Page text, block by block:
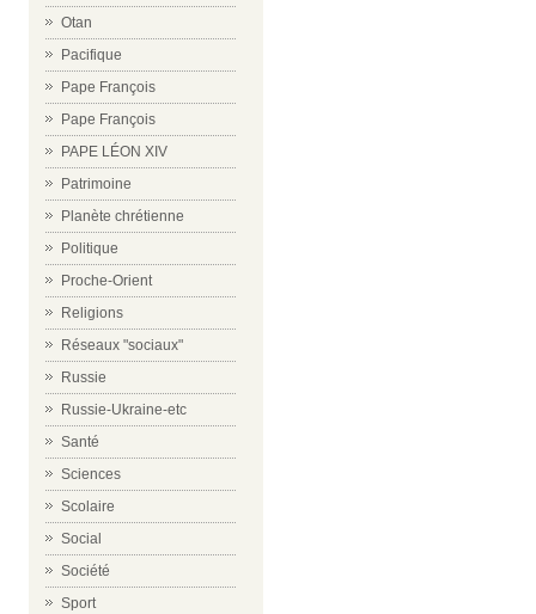
Otan
Pacifique
Pape François
Pape François
PAPE LÉON XIV
Patrimoine
Planète chrétienne
Politique
Proche-Orient
Religions
Réseaux "sociaux"
Russie
Russie-Ukraine-etc
Santé
Sciences
Scolaire
Social
Société
Sport